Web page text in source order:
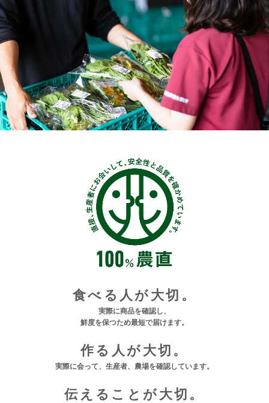
食べる人が大切。
実際に商品を確認し、
鮮度を保つため最短で届けます。
作る人が大切。
実際に会って、生産者、農場を確認しています。
伝えることが大切。